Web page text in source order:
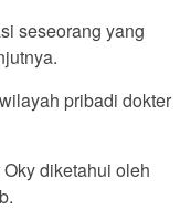
seseorang yang
pribadi dokter
diketahui oleh